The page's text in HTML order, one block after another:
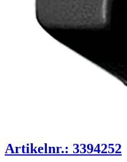
Artikelnr.: 3394252